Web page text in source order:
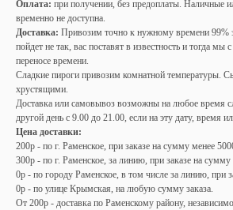
Оплата: при получении, без предоплаты. Наличные
временно не доступна.
Доставка: Привозим точно к нужному времени 99%
пойдет не так, вас поставят в известность и тогда мы
переносе времени.
Сладкие пироги привозим комнатной температуры.
хрустящими.
Доставка или самовывоз возможны на любое время
другой день с 9.00 до 21.00, если на эту дату, время
Цена доставки:
200р - по г. Раменское, при заказе на сумму менее
300р - по г. Раменское, за линию, при заказе на
0р - по городу Раменское, в том числе за линию, при
0р - по улице Крымская, на любую сумму заказа.
От 200р - доставка по Раменскому району,